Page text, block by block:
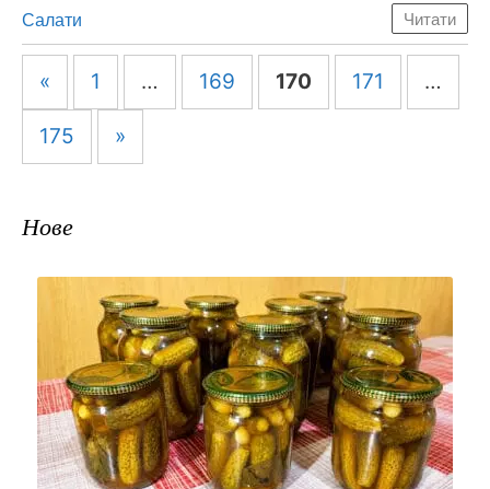
Категорії
Салати Читати
Навігація
запису
« 1 … 169 170 171 …
175 »
Нове